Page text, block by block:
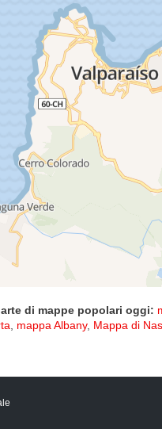
di mappe popolari oggi:
, mappa Albany, Mappa di